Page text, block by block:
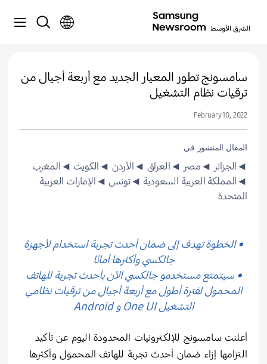
سامسونج تطور المعيار الجديد مع أربعة أجيال من
ترقيات نظام التشغيل
February 10, 2022
المقال المنشور في
◄الجزائر ◄مصر ◄العراق ◄الأردن ◄الكويت ◄المغرب
◄المملكة العربية السعودية ◄تونس ◄الإمارات العربية
المتحدة
• الخطوة تهدف إلى ضمان أحدث تجربة استخدام لأجهزة
جالكسي وأكثرها أمانًا
• سيتمتع مستخدمو جالكسي الآن بأحدث تجربة للهاتف
المحمول لفترة أطول مع أربعة أجيال من ترقيات نظامي
التشغيل One UI و Android
أعلنت سامسونج للإلكترونيات المحدودة اليوم عن تأكيد
التزامها إزاء ضمان أحدث تجربة للهاتف المحمول وأكثرها